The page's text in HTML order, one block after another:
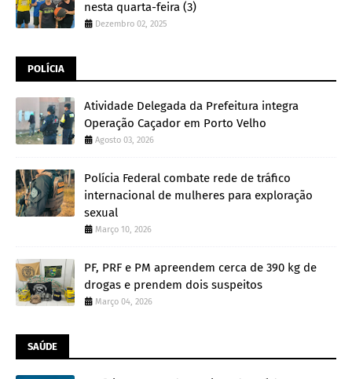
nesta quarta-feira (3)
Dezembro 02, 2025
POLÍCIA
Atividade Delegada da Prefeitura integra
Operação Caçador em Porto Velho
Agosto 03, 2026
Polícia Federal combate rede de tráfico
internacional de mulheres para exploração
sexual
Março 10, 2026
PF, PRF e PM apreendem cerca de 390 kg de
drogas e prendem dois suspeitos
Março 04, 2026
SAÚDE